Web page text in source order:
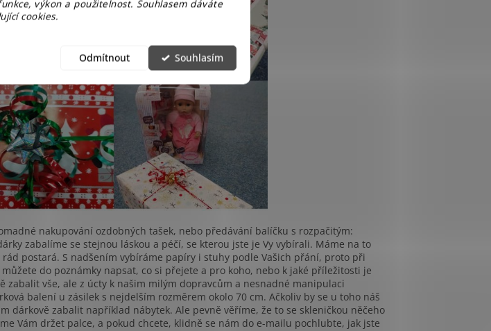
výkon a použitelnost. Souhlasem dáváte
cookies.
Odmítnout Souhlasím
nakupování ozdobných tašek, nebo předávání balíčku s rozpačitým:
zabalíme se stejnou láskou a péčí, se kterou jste je Vy vybírali. Máme na to
postará. S nadšením vybíráme papíry i stuhy podle Vašich přání, proto při
do poznámky napsat, co si přejete a pro koho, nebo k jaké příležitosti je
zabalit vše, ale z úcty k našim milým dopravcům a nesnadné manipulaci
balení u zásilek s nejdelším rozměrem okolo 70 cm. Ačkoliv by se u toho náš
dárkově zabalit například nábytek. Ale pevně věříme, že to se skleničkou něčeho
Vám držet palce, a pokud chcete, klidně se nám do e-mailu pochlubte, jak jste